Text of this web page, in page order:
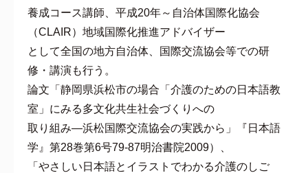
養成コース講師、平成20年～自治体国際化協会
（CLAIR）地域国際化推進アドバイザー
として全国の地方自治体、国際交流協会等での研
修・講演も行う。
論文「静岡県浜松市の場合「介護のための日本語教
室」にみる多文化共生社会づくりへの
取り組み―浜松国際交流協会の実践から」『日本語
学』第28巻第6号79-87明治書院2009）、
「やさしい日本語とイラストでわかる介護のしご